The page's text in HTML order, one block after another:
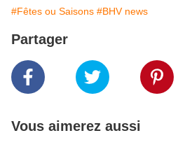
#Fêtes ou Saisons #BHV news
Partager
Vous aimerez aussi